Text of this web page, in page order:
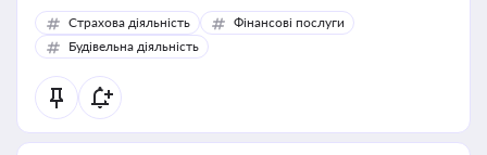
корисне для власника бізнесу, керівника, юриста або
бухгалтера під час оподаткування, приватизації, оренди
державного майна, корпоративних угод і перевірки
статусу суб'єктів оціночної діяльності
Страхова діяльність
Фінансові послуги
Будівельна діяльність